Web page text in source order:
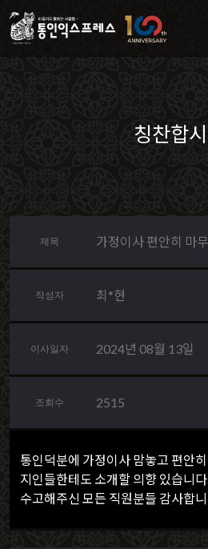
칭찬합
제목 가정이사 편안히 마
작성자 최*현
이사일자 2024년 08월 13일
조회수 2515
통인덕분에 가정이사 맘놓고 편안
지인들한테도 소개할 의향 있습니
수고해주신 모든 직원분들 감사합